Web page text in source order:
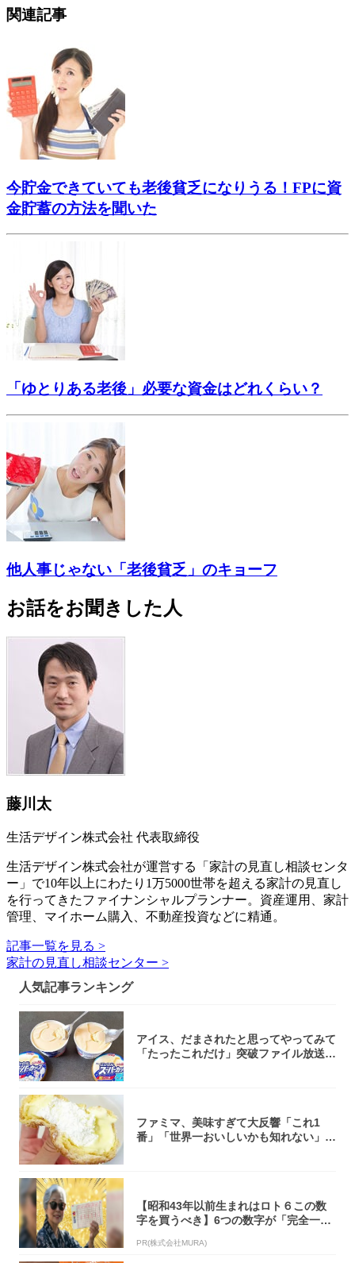
関連記事
今貯金できていても老後貧乏になりうる！FPに資
金貯蓄の方法を聞いた
「ゆとりある老後」必要な資金はどれくらい？
他人事じゃない「老後貧乏」のキョーフ
お話をお聞きした人
藤川太
生活デザイン株式会社 代表取締役
生活デザイン株式会社が運営する「家計の見直し相談センタ
ー」で10年以上にわたり1万5000世帯を超える家計の見直し
を行ってきたファイナンシャルプランナー。資産運用、家計
管理、マイホーム購入、不動産投資などに精通。
記事一覧を見る >
家計の見直し相談センター >
人気記事ランキング
アイス、だまされたと思ってやってみて
「たったこれだけ」突破ファイル放送で
ファミマ、美味すぎて大反響「これ1
番」「世界一おいしいかも知れない」
【昭和43年以前生まれはロト６この数
字を買うべき】6つの数字が「完全一
PR(株式会社MURA)